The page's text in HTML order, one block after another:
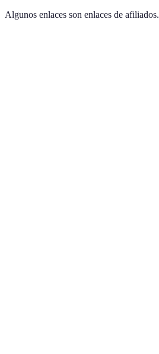
Algunos enlaces son enlaces de afiliados.